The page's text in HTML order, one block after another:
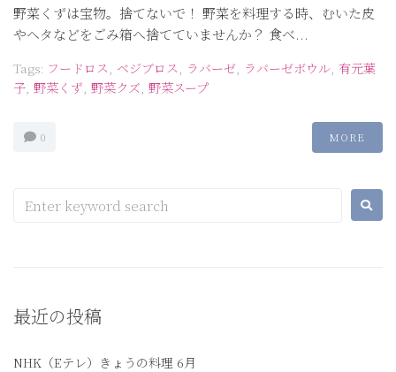
野菜くずは宝物。捨てないで！ 野菜を料理する時、むいた皮
やヘタなどをごみ箱へ捨てていませんか？ 食べ...
Tags: フードロス ベジブロス ラバーゼ ラバーゼボウル 有元葉
子 野菜くず 野菜クズ 野菜スープ
0 MORE
最近の投稿
NHK（Eテレ）きょうの料理 6月